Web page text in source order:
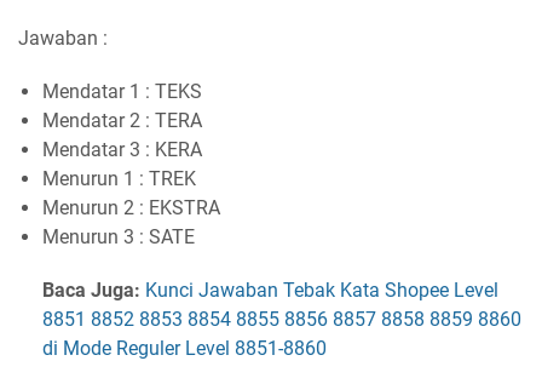
Jawaban :
Mendatar 1 : TEKS
Mendatar 2 : TERA
Mendatar 3 : KERA
Menurun 1 : TREK
Menurun 2 : EKSTRA
Menurun 3 : SATE
Baca Juga: Kunci Jawaban Tebak Kata Shopee Level
8851 8852 8853 8854 8855 8856 8857 8858 8859 8860
di Mode Reguler Level 8851-8860